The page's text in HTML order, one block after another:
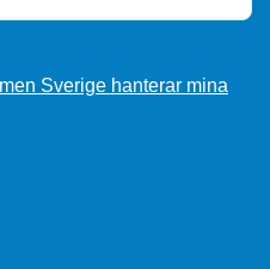
Sverige hanterar mina